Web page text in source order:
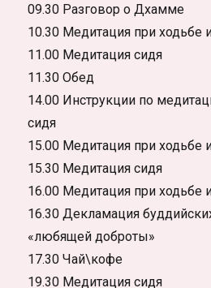
09.30 Разговор о Дхамме
10.30 Медитация при ходьбе
11.00 Медитация сидя
11.30 Обед
14.00 Инструкции по
сидя
15.00 Медитация при ходьбе
15.30 Медитация сидя
16.00 Медитация при ходьбе
16.30 Декламация
«любящей доброты»
17.30 Чай\кофе
19.30 Медитация сидя